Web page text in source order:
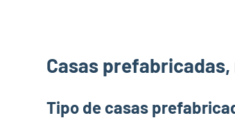
Casas
Tipo de casas